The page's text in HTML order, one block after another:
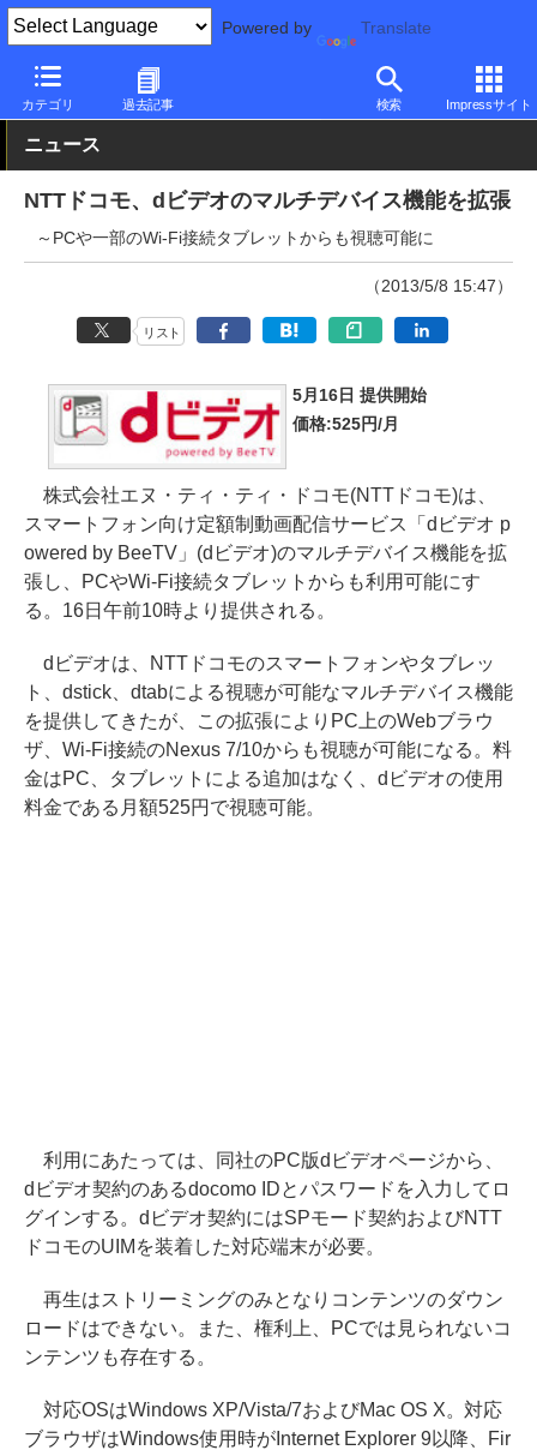
Powered by Translate
カテゴリ 過去記事 検索 Impressサイト
PC Watch 市場 サービス
ニュース
NTTドコモ、dビデオのマルチデバイス機能を拡張
～PCや一部のWi-Fi接続タブレットからも視聴可能に
（2013/5/8 15:47）
リスト
5月16日 提供開始
価格:525円/月
株式会社エヌ・ティ・ティ・ドコモ(NTTドコモ)は、
スマートフォン向け定額制動画配信サービス「dビデオ p
owered by BeeTV」(dビデオ)のマルチデバイス機能を拡
張し、PCやWi-Fi接続タブレットからも利用可能にす
る。16日午前10時より提供される。
dビデオは、NTTドコモのスマートフォンやタブレッ
ト、dstick、dtabによる視聴が可能なマルチデバイス機能
を提供してきたが、この拡張によりPC上のWebブラウ
ザ、Wi-Fi接続のNexus 7/10からも視聴が可能になる。料
金はPC、タブレットによる追加はなく、dビデオの使用
料金である月額525円で視聴可能。
利用にあたっては、同社のPC版dビデオページから、
dビデオ契約のあるdocomo IDとパスワードを入力してロ
グインする。dビデオ契約にはSPモード契約およびNTT
ドコモのUIMを装着した対応端末が必要。
再生はストリーミングのみとなりコンテンツのダウン
ロードはできない。また、権利上、PCでは見られないコ
ンテンツも存在する。
対応OSはWindows XP/Vista/7およびMac OS X。対応
ブラウザはWindows使用時がInternet Explorer 9以降、Fir